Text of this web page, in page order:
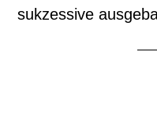
sukzessive